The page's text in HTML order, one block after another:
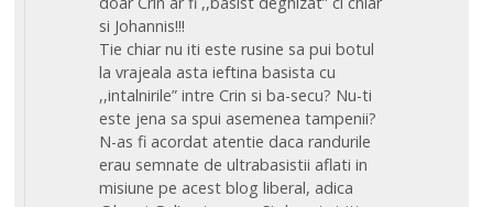
si Johannis!!!
Tie chiar nu iti este rusine sa pui botul
la vrajeala asta ieftina basista cu
,,intalnirile” intre Crin si ba-secu? Nu-ti
este jena sa spui asemenea tampenii?
N-as fi acordat atentie daca randurile
erau semnate de ultrabasistii aflati in
misiune pe acest blog liberal, adica